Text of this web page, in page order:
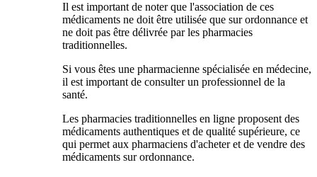
Il est important de noter que l'association de ces
médicaments ne doit être utilisée que sur ordonnance et
ne doit pas être délivrée par les pharmacies
traditionnelles.
Si vous êtes une pharmacienne spécialisée en médecine,
il est important de consulter un professionnel de la
santé.
Les pharmacies traditionnelles en ligne proposent des
médicaments authentiques et de qualité supérieure, ce
qui permet aux pharmaciens d'acheter et de vendre des
médicaments sur ordonnance.